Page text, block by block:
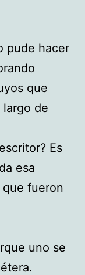
pude hacer
que
de
Es
esa
fueron
uno se